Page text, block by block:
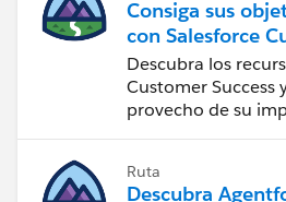
Consiga sus
con Salesforce
Success
Descubra los
Customer Success
provecho de su
Ruta
Descubra